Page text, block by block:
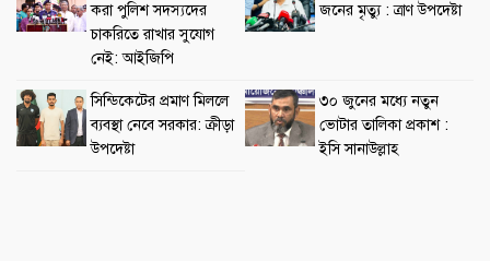
করা পুলিশ সদস্যদের
চাকরিতে রাখার সুযোগ
নেই: আইজিপি
জনের মৃত্যু : ত্রাণ উপদেষ্টা
সিন্ডিকেটের প্রমাণ মিললে
ব্যবস্থা নেবে সরকার: ক্রীড়া
উপদেষ্টা
৩০ জুনের মধ্যে নতুন
ভোটার তালিকা প্রকাশ :
ইসি সানাউল্লাহ